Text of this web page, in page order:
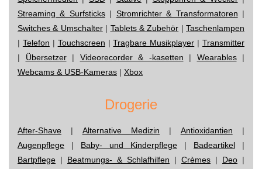
Streaming & Surfsticks| Stromrichter & Transformatoren |
Switches & Umschalter| Tablets & Zubehör | Taschenlampen
| Telefon | Touchscreen |Tragbare Musikplayer | Transmitter
| Übersetzer| Videorecorder & -kasetten | Wearables|
Webcams & USB-Kameras | Xbox
Drogerie
After-Shave | Alternative Medizin | Antioxidantien |
Augenpflege | Baby- und Kinderpflege | Badeartikel |
Bartpflege | Beatmungs- & Schlafhilfen | Crèmes | Deo |